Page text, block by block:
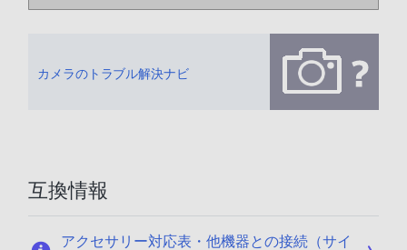
カメラのトラブル解決ナビ
互換情報
アクセサリー対応表・他機器との接続（サイ